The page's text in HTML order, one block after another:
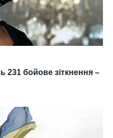
231 бойове зіткнення –